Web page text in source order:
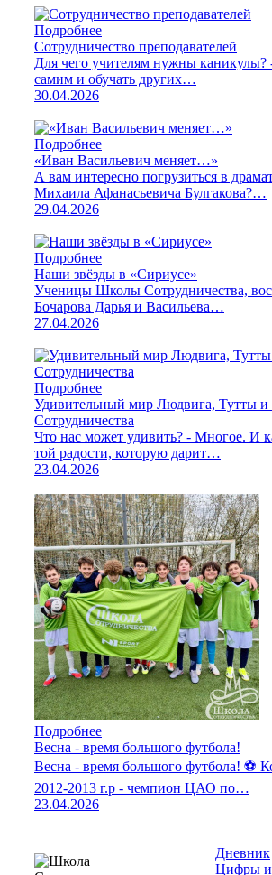
Подробнее
Сотрудничество преподавателей
Для чего учителям нужны каникулы?
самим и обучать других…
30.04.2026
Подробнее
«Иван Васильевич меняет…»
А вам интересно погрузиться в
Михаила Афанасьевича Булгакова?…
29.04.2026
Подробнее
Наши звёзды в «Сириусе»
Ученицы Школы Сотрудничества,
Бочарова Дарья и Васильева…
27.04.2026
Подробнее
Удивительный мир Людвига, Тутты
Сотрудничества
Что нас может удивить? - Многое. И
той радости, которую дарит…
23.04.2026
Подробнее
Весна - время большого футбола!
Весна - время большого футбола! ⚽️
2012-2013 г.р - чемпион ЦАО по…
23.04.2026
Дневник
Цифры